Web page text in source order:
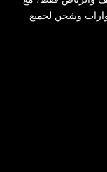
وشحن لجميع